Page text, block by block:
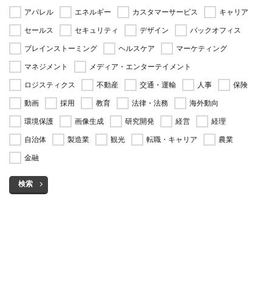
アパレル エネルギー カスタマーサービス
キャリア
セールス
セキュリティ デザイン
バックオフィス
ブレインストーミング
ヘルスケア
マーケティング
マネジメント
メディア・エンターテイメント
ロジスティクス
不動産 交通・運輸 人事
保険
動画
採用 教育 法律・法務
海外動向
環境保護
画像生成 研究開発 経営
経理
自治体
製造業 観光 転職・キャリア
農業
金融
検索